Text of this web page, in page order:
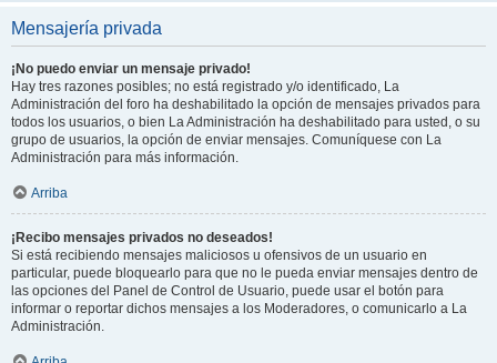
Mensajería privada
¡No puedo enviar un mensaje privado!
Hay tres razones posibles; no está registrado y/o identificado, La
Administración del foro ha deshabilitado la opción de mensajes privados para
todos los usuarios, o bien La Administración ha deshabilitado para usted, o su
grupo de usuarios, la opción de enviar mensajes. Comuníquese con La
Administración para más información.
Arriba
¡Recibo mensajes privados no deseados!
Si está recibiendo mensajes maliciosos u ofensivos de un usuario en
particular, puede bloquearlo para que no le pueda enviar mensajes dentro de
las opciones del Panel de Control de Usuario, puede usar el botón para
informar o reportar dichos mensajes a los Moderadores, o comunicarlo a La
Administración.